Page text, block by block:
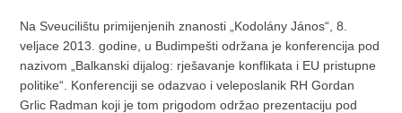
Na Sveucilištu primijenjenih znanosti „Kodolány János“, 8.
veljace 2013. godine, u Budimpešti održana je konferencija pod
nazivom „Balkanski dijalog: rješavanje konflikata i EU pristupne
politike“. Konferenciji se odazvao i veleposlanik RH Gordan
Grlic Radman koji je tom prigodom održao prezentaciju pod